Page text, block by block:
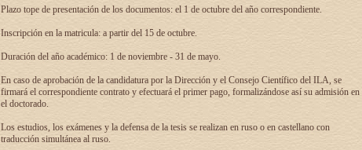
Plazo tope de presentación de los documentos: el 1 de octubre del año correspondiente.
Inscripción en la matricula: a partir del 15 de octubre.
Duración del año académico: 1 de noviembre - 31 de mayo.
En caso de aprobación de la candidatura por la Dirección y el Consejo Científico del ILA, se
firmará el correspondiente contrato y efectuará el primer pago, formalizándose así su admisión en
el doctorado.
Los estudios, los exámenes y la defensa de la tesis se realizan en ruso o en castellano con
traducción simultánea al ruso.